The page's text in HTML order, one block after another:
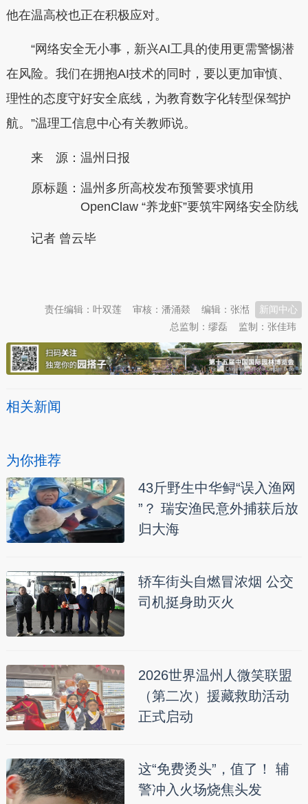
他在温高校也正在积极应对。
“网络安全无小事，新兴AI工具的使用更需警惕潜
在风险。我们在拥抱AI技术的同时，要以更加审慎、
理性的态度守好安全底线，为教育数字化转型保驾护
航。”温理工信息中心有关教师说。
来 源：温州日报
原标题： 温州多所高校发布预警要求慎用
OpenClaw “养龙虾”要筑牢网络安全防线
记者 曾云毕
新闻中心
编辑：张湉
审核：潘涌燚
责任编辑：叶双莲
监制：张佳玮
总监制：缪磊
相关新闻
为你推荐
43斤野生中华鲟“误入渔网
”？ 瑞安渔民意外捕获后放
归大海
轿车街头自燃冒浓烟 公交
司机挺身助灭火
2026世界温州人微笑联盟
（第二次）援藏救助活动
正式启动
这“免费烫头”，值了！ 辅
警冲入火场烧焦头发